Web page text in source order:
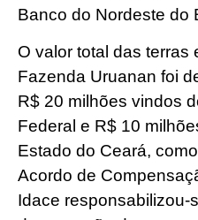
Banco do Nordeste do
O valor total das terras
Fazenda Uruanan foi
R$ 20 milhões vindos
Federal e R$ 10
Estado do Ceará,
Acordo de
Idace responsabilizou-